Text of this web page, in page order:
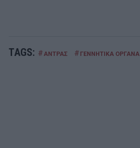
TAGS: # ΑΝΤΡΑΣ # ΓΕΝΝΗΤΙΚΑ ΟΡΓΑΝΑ